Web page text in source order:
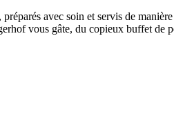
avec soin et servis de
vous gâte, du copieux buffet